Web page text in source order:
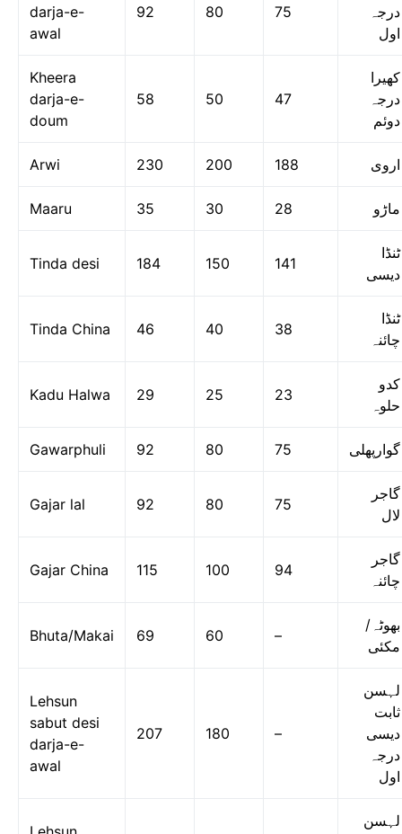
darja-e-
awal
92 80 75
درجہ
اول
Kheera
darja-e-
doum
58 50 47
کھیرا
درجہ
دوئم
Arwi 230 200 188 اروی
Maaru 35 30 28 ماڑو
Tinda desi 184 150 141
ٹنڈا
دیسی
Tinda China 46 40 38
ٹنڈا
چائنہ
Kadu Halwa 29 25 23
کدو
حلوہ
Gawarphuli 92 80 75 گوارپھلی
Gajar lal 92 80 75
گاجر
لال
Gajar China 115 100 94
گاجر
چائنہ
Bhuta/Makai 69 60 –
بھوٹہ/
مکئی
Lehsun
sabut desi
darja-e-
awal
207 180 –
لہسن
ثابت
دیسی
درجہ
اول
لہسن